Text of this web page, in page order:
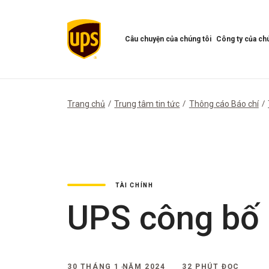
Câu chuyện của chúng tôi
chúng
Công ty của
chúng
Trang chủ Trung tâm tin tức Thông cáo Báo chí
TÀI CHÍNH
UPS công
30 THÁNG 1 NĂM 2024 32 PHÚT ĐỌC